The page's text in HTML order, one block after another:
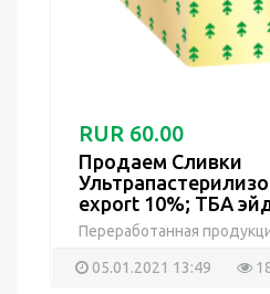
RUR 60.00
Продаем Сливки
export 10%; ТБА
Переработанная
05.01.2021 13:49